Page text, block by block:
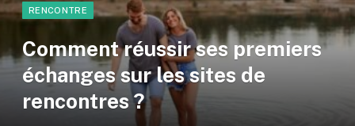
RENCONTRE
Comment réussir ses premiers
échanges sur les sites de
rencontres ?